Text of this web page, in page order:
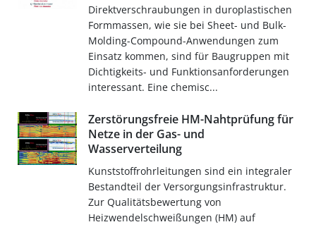
Direktverschraubungen in duroplastischen
Formmassen, wie sie bei Sheet- und Bulk-
Molding-Compound-Anwendungen zum
Einsatz kommen, sind für Baugruppen mit
Dichtigkeits- und Funktionsanforderungen
interessant. Eine chemisc...
Zerstörungsfreie HM-Nahtprüfung für
Netze in der Gas- und
Wasserverteilung
Kunststoffrohrleitungen sind ein integraler
Bestandteil der Versorgungsinfrastruktur.
Zur Qualitätsbewertung von
Heizwendelschweißungen (HM) auf